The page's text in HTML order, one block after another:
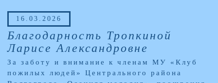
16.03.2026
Благодарность Тропкиной
Ларисе Александровне
За заботу и внимание к членам МУ «Клуб
пожилых людей» Центрального района